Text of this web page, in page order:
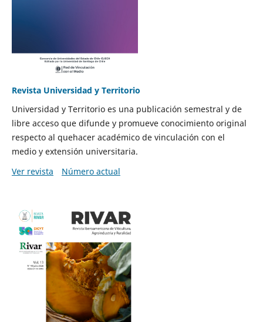
Revista Universidad y Territorio
Universidad y Territorio es una publicación semestral y de
libre acceso que difunde y promueve conocimiento original
respecto al quehacer académico de vinculación con el
medio y extensión universitaria.
Ver revista
Número actual